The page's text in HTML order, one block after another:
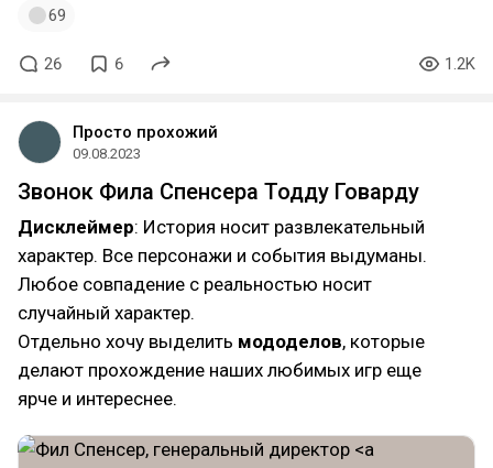
69
26 6 1.2K
Просто прохожий
09.08.2023
Звонок Фила Спенсера Тодду Говарду
Дисклеймер: История носит развлекательный
характер. Все персонажи и события выдуманы.
Любое совпадение с реальностью носит
случайный характер.
Отдельно хочу выделить мододелов, которые
делают прохождение наших любимых игр еще
ярче и интереснее.